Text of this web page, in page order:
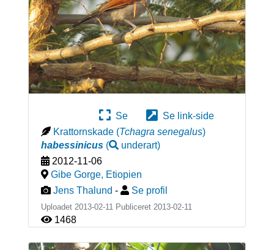
Se
Se link-side
Krattornskade (Tchagra senegalus)
habessinicus( underart)
2012-11-06
Gibe Gorge, Etiopien
Jens Thalund - Se profil
Uploadet 2013-02-11 Publiceret 2013-02-11
1468